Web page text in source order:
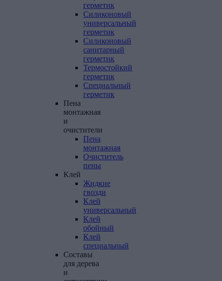
герметик
Силиконовый
универсальный
герметик
Силиконовый
санитарный
герметик
Термостойкий
герметик
Специальный
герметик
Пена
монтажная
и
очистители
Пена
монтажная
Очиститель
пены
Клей
Жидкие
гвозди
Клей
универсальный
Клей
обойный
Клей
специальный
Составы
для дерева
и